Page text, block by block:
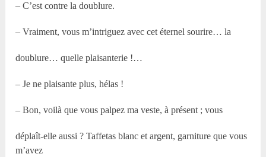
– C’est contre la doublure.
– Vraiment, vous m’intriguez avec cet éternel sourire… la
doublure… quelle plaisanterie !…
– Je ne plaisante plus, hélas !
– Bon, voilà que vous palpez ma veste, à présent ; vous
déplaît-elle aussi ? Taffetas blanc et argent, garniture que vous
m’avez